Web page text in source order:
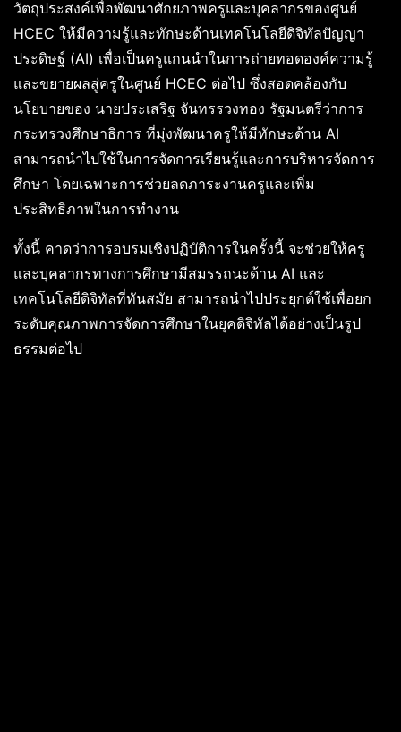
วัตถุประสงค์เพื่อพัฒนาศักยภาพครูและบุคลากรของศูนย์
HCEC ให้มีความรู้และทักษะด้านเทคโนโลยีดิจิทัลปัญญา
ประดิษฐ์ (AI) เพื่อเป็นครูแกนนำในการถ่ายทอดองค์ความรู้
และขยายผลสู่ครูในศูนย์ HCEC ต่อไป ซึ่งสอดคล้องกับ
นโยบายของ นายประเสริฐ จันทรรวงทอง รัฐมนตรีว่าการ
กระทรวงศึกษาธิการ ที่มุ่งพัฒนาครูให้มีทักษะด้าน AI
สามารถนำไปใช้ในการจัดการเรียนรู้และการบริหารจัดการ
ศึกษา โดยเฉพาะการช่วยลดภาระงานครูและเพิ่ม
ประสิทธิภาพในการทำงาน
ทั้งนี้ คาดว่าการอบรมเชิงปฏิบัติการในครั้งนี้ จะช่วยให้ครู
และบุคลากรทางการศึกษามีสมรรถนะด้าน AI และ
เทคโนโลยีดิจิทัลที่ทันสมัย สามารถนำไปประยุกต์ใช้เพื่อยก
ระดับคุณภาพการจัดการศึกษาในยุคดิจิทัลได้อย่างเป็นรูป
ธรรมต่อไป